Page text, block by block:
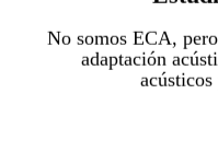
No somos ECA,
adaptación